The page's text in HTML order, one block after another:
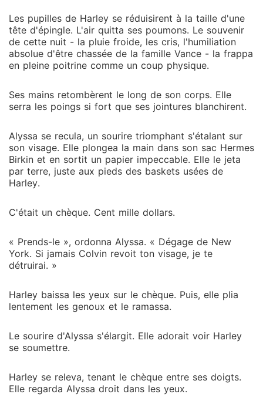
Les pupilles de Harley se réduisirent à la taille d'une
tête d'épingle. L'air quitta ses poumons. Le souvenir
de cette nuit - la pluie froide, les cris, l'humiliation
absolue d'être chassée de la famille Vance - la frappa
en pleine poitrine comme un coup physique.
Ses mains retombèrent le long de son corps. Elle
serra les poings si fort que ses jointures blanchirent.
Alyssa se recula, un sourire triomphant s'étalant sur
son visage. Elle plongea la main dans son sac Hermes
Birkin et en sortit un papier impeccable. Elle le jeta
par terre, juste aux pieds des baskets usées de
Harley.
C'était un chèque. Cent mille dollars.
« Prends-le », ordonna Alyssa. « Dégage de New
York. Si jamais Colvin revoit ton visage, je te
détruirai. »
Harley baissa les yeux sur le chèque. Puis, elle plia
lentement les genoux et le ramassa.
Le sourire d'Alyssa s'élargit. Elle adorait voir Harley
se soumettre.
Harley se releva, tenant le chèque entre ses doigts.
Elle regarda Alyssa droit dans les yeux.